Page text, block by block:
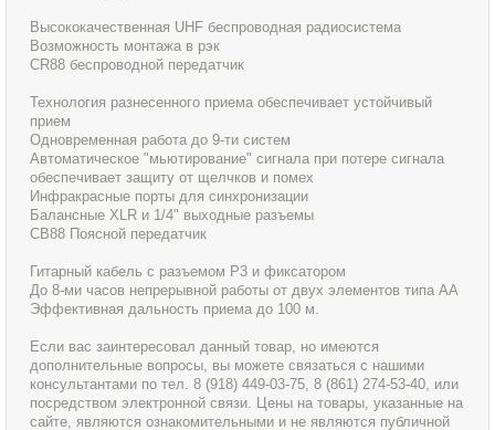
Высококачественная UHF беспроводная радиосистема
Возможность монтажа в рэк
CR88 беспроводной передатчик
Технология разнесенного приема обеспечивает устойчивый
прием
Одновременная работа до 9-ти систем
Автоматическое "мьютирование" сигнала при потере сигнала
обеспечивает защиту от щелчков и помех
Инфракрасные порты для синхронизации
Балансные XLR и 1/4" выходные разъемы
CB88 Поясной передатчик
Гитарный кабель с разъемом P3 и фиксатором
До 8-ми часов непрерывной работы от двух элементов типа AA
Эффективная дальность приема до 100 м.
Если вас заинтересовал данный товар, но имеются
дополнительные вопросы, вы можете связаться с нашими
консультантами по тел. 8 (918) 449-03-75, 8 (861) 274-53-40, или
посредством электронной связи. Цены на товары, указанные на
сайте, являются ознакомительными и не являются публичной